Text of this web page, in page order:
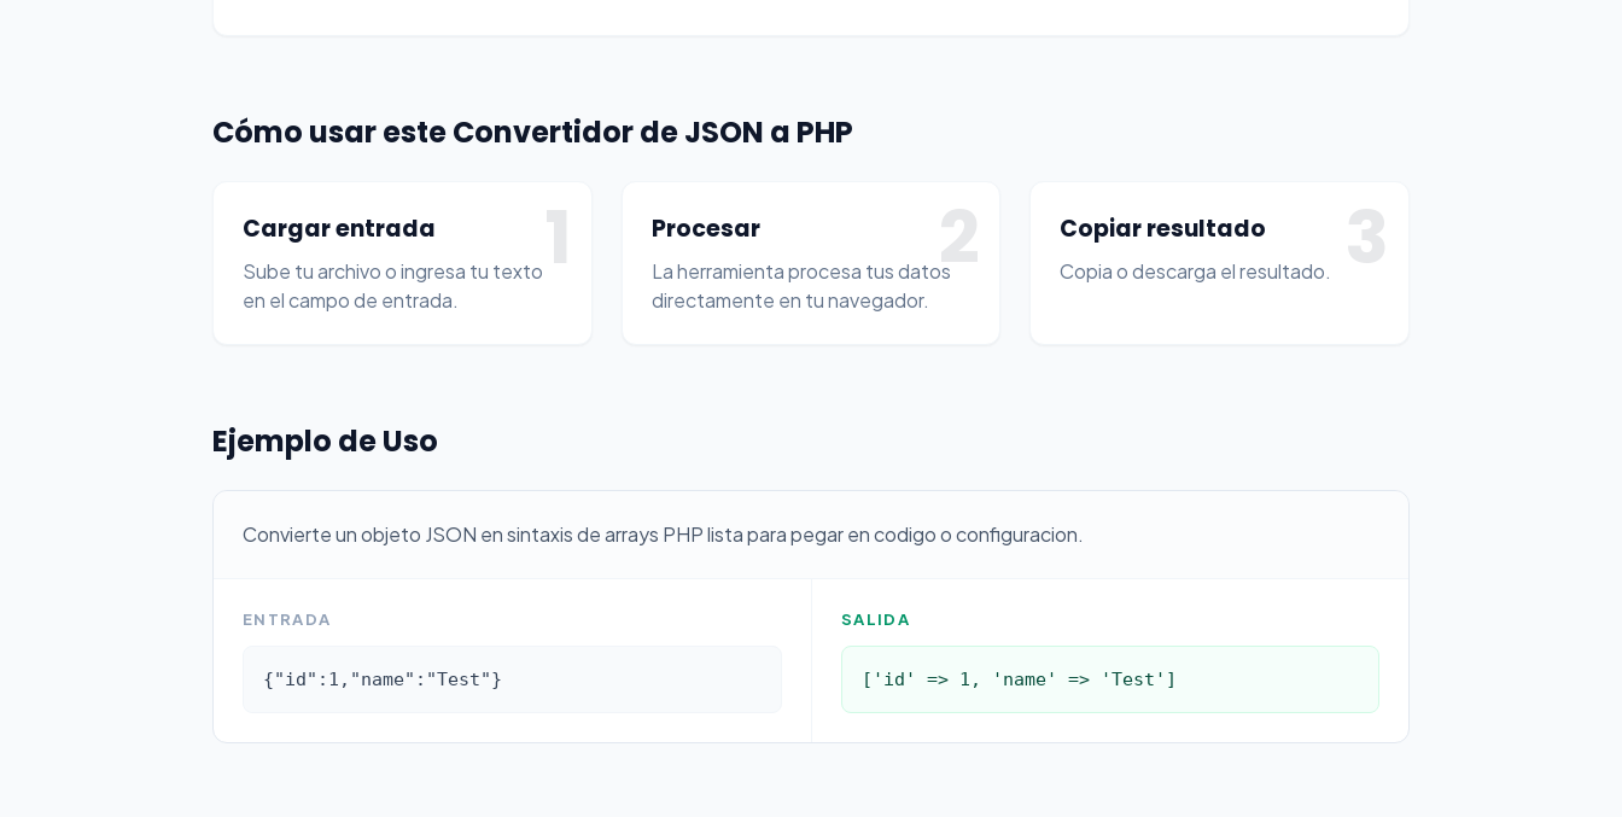
Cómo usar este Convertidor de JSON a PHP
1
Cargar entrada
Sube tu archivo o ingresa tu texto
en el campo de entrada.
2
Procesar
La herramienta procesa tus datos
directamente en tu navegador.
3
Copiar resultado
Copia o descarga el resultado.
Ejemplo de Uso
Convierte un objeto JSON en sintaxis de arrays PHP lista para pegar en codigo o configuracion.
ENTRADA
{"id":1,"name":"Test"}
SALIDA
['id' => 1, 'name' => 'Test']